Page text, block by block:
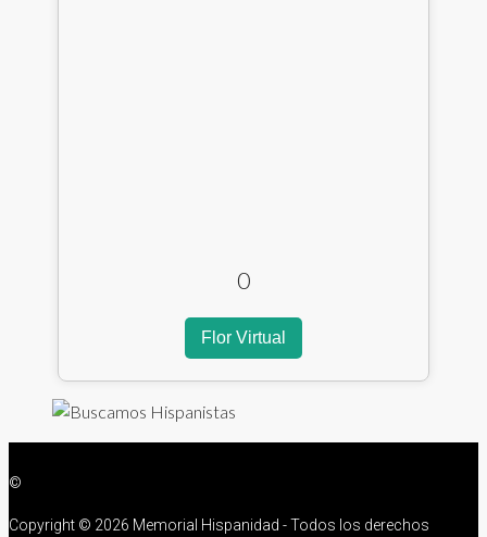
0
Flor Virtual
©
Copyright © 2026 Memorial Hispanidad - Todos los derechos